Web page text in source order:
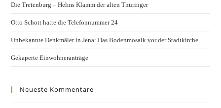
Die Tretenburg – Helms Klamm der alten Thüringer
Otto Schott hatte die Telefonnummer 24
Unbekannte Denkmäler in Jena: Das Bodenmosaik vor der Stadtkirche
Gekaperte Einwohneranträge
Neueste Kommentare